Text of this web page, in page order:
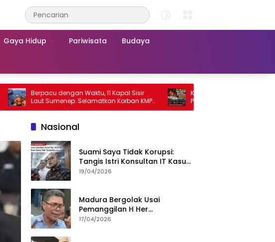
Gaya Hidup Pariwisata Budaya
Berpacu dengan Waktu, 11 Kapal Sisir
Laut Sumenep: Selamatkan Korban KMP
Mutiara Sentosa 2
KMP Mutiara Sentosa 2 Terbakar,
Penumpang Nekat Melompat ke
Nasional
Suami Saya Tidak Korupsi:
Tangis Istri Konsultan IT Kasus
Nadiem Dituntut 22,5 Tahun
19/04/2026
Madura Bergolak Usai
Pemanggilan H Her
Pamekasan, Faizal Assegaf
17/04/2026